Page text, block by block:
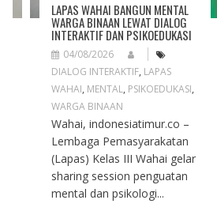
LAPAS WAHAI BANGUN MENTAL
WARGA BINAAN LEWAT DIALOG
INTERAKTIF DAN PSIKOEDUKASI
04/08/2026
DIALOG INTERAKTIF, LAPAS
WAHAI, MENTAL, PSIKOEDUKASI,
WARGA BINAAN
Wahai, indonesiatimur.co –
Lembaga Pemasyarakatan
(Lapas) Kelas III Wahai gelar
sharing session penguatan
mental dan psikologi...